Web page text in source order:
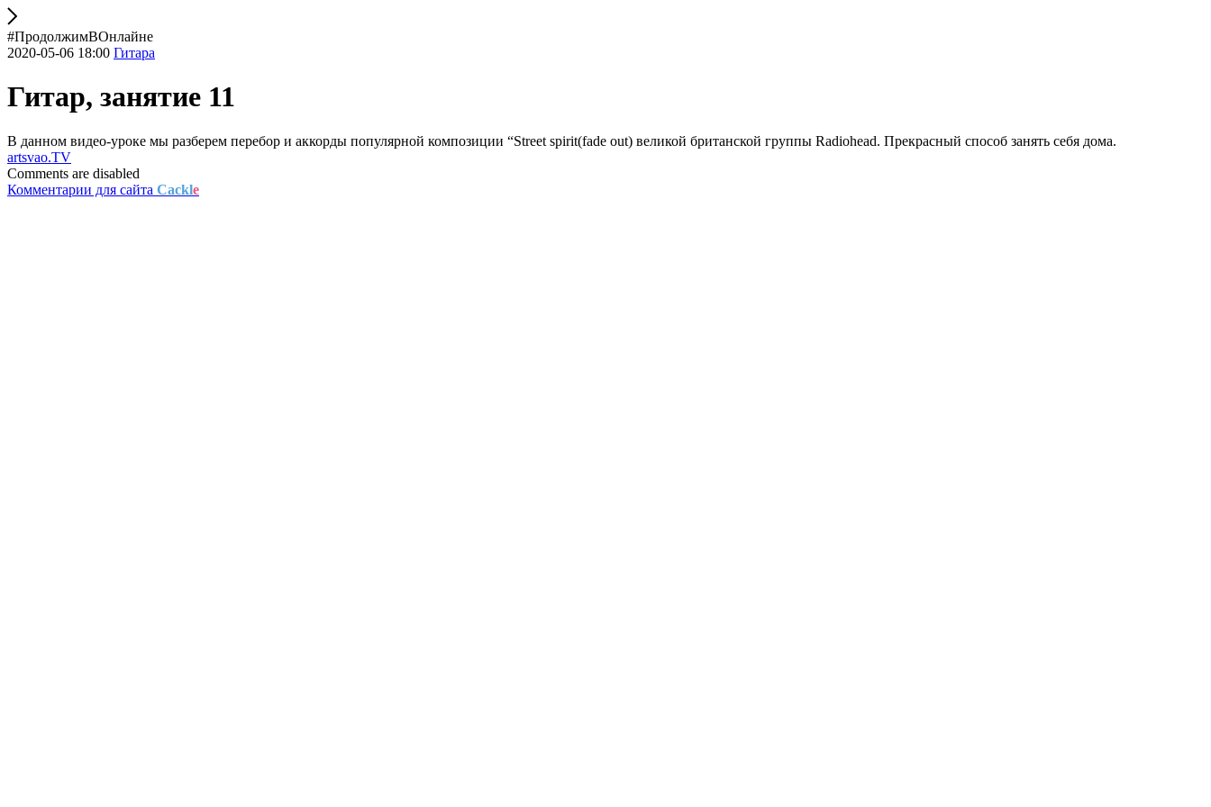
#ПродолжимВОнлайне
2020-05-06 18:00 Гитара
Гитар, занятие 11
В данном видео-уроке мы разберем перебор и аккорды популярной композиции “Street spirit(fade out) великой британской группы Radiohead. Прекрасный способ занять себя дома.
artsvao.TV
Comments are disabled
Комментарии для сайта Cackle